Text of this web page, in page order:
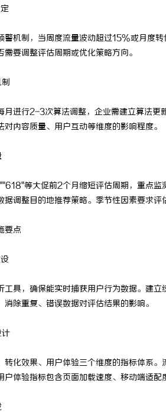
警机制，当周度流量波动超过15%或月度
需要调整评估周期或优化策略方向。
月进行2-3次算法调整，企业需建立算法更
内容质量、用户互动等维度的影响程度。
等大促前2个月缩短评估周期，重点
据调整目的地推荐策略。季节性因素要求评
要点
工具，确保能实时捕获用户行为数据。建
除重复、错误数据对评估结果的影响。
计
转化效果、用户体验三个维度的指标体系
户体验指标包含页面加载速度、移动端适配